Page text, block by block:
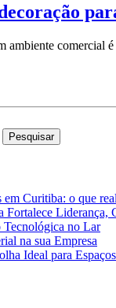
ambiente comercial
Curitiba: o que
Liderança,
Tecnológica no Lar
na sua Empresa
Ideal para